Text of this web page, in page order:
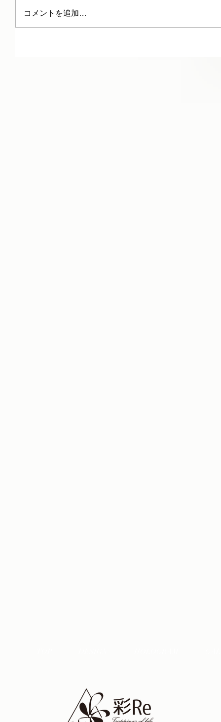
コメントを追加…